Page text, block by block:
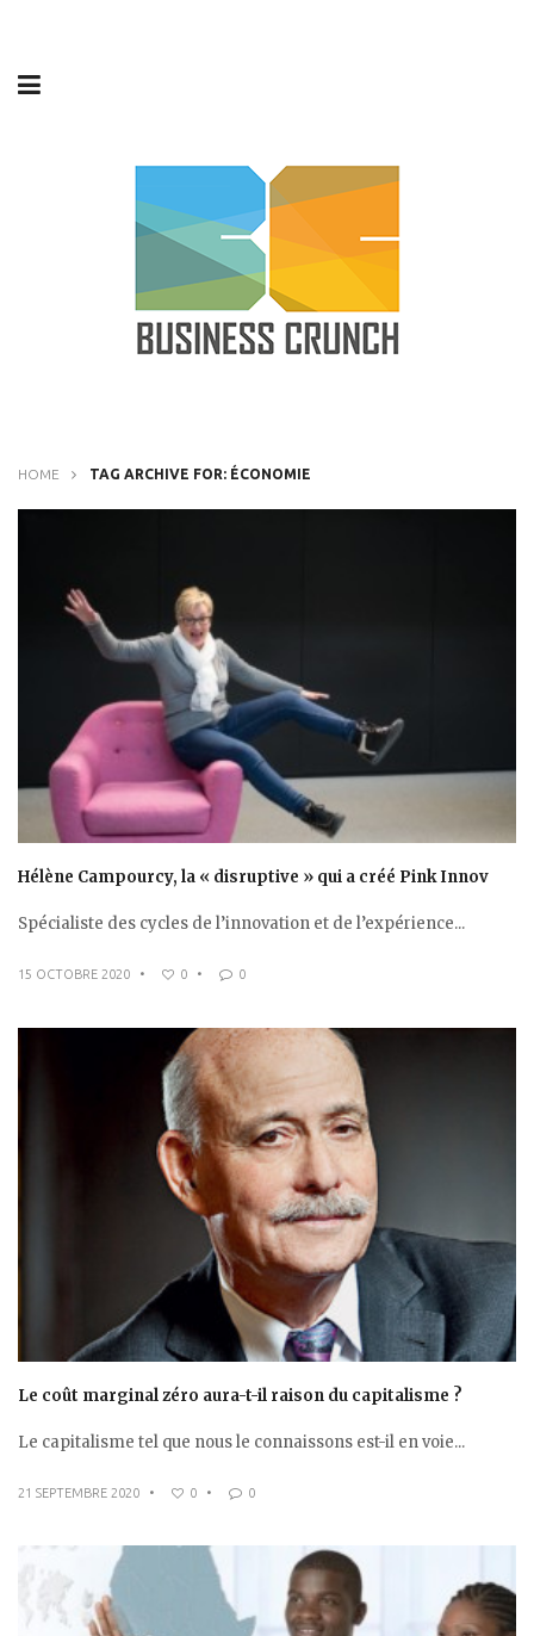
HOME TAG ARCHIVE FOR: ÉCONOMIE
Hélène Campourcy, la « disruptive » qui a créé Pink Innov
Spécialiste des cycles de l’innovation et de l’expérience...
15 OCTOBRE 2020 • 0 • 0
Le coût marginal zéro aura-t-il raison du capitalisme ?
Le capitalisme tel que nous le connaissons est-il en voie...
21 SEPTEMBRE 2020 • 0 • 0